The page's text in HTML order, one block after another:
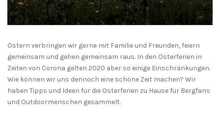
Ostern verbringen wir gerne mit Familie und Freunden, feiern
gemeinsam und gehen gemeinsam raus. In den Osterferien in
Zeiten von Corona gelten 2020 aber so einige Einschränkungen.
Wie können wir uns dennoch eine schöne Zeit machen? Wir
haben Tipps und Ideen für die Osterferien zu Hause für Bergfans
und Outdoormenschen gesammelt.